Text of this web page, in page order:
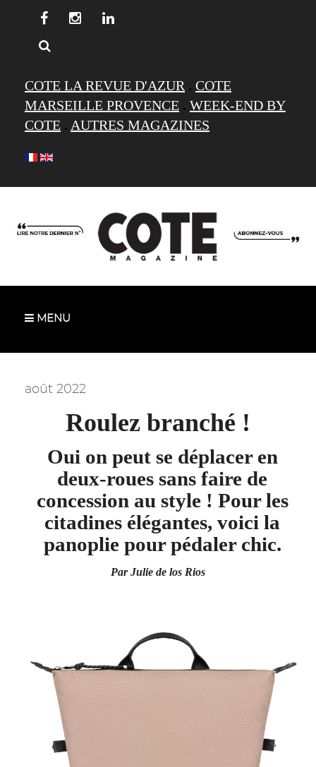
COTE LA REVUE D'AZUR . COTE
MARSEILLE PROVENCE . WEEK-END BY
COTE . AUTRES MAGAZINES
MENU
août 2022
Roulez branché !
Oui on peut se déplacer en
deux-roues sans faire de
concession au style ! Pour les
citadines élégantes, voici la
panoplie pour pédaler chic.
Par Julie de los Rios